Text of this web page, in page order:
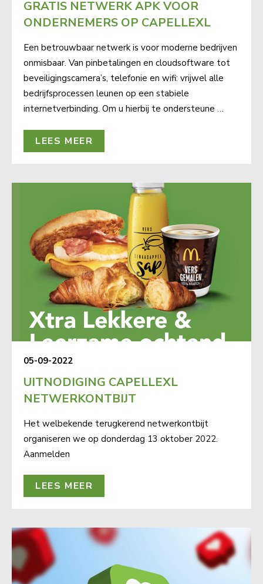
GRATIS NETWERK APK VOOR
ONDERNEMERS OP CAPELLEXL
Een betrouwbaar netwerk is voor moderne bedrijven
onmisbaar. Van pinbetalingen en cloudsoftware tot
beveiligingscamera’s, telefonie en wifi: vrijwel alle
bedrijfsprocessen leunen op een stabiele
internetverbinding. Om u hierbij te ondersteune …
LEES MEER
05-09-2022
UITNODIGING CAPELLEXL
NETWERKONTBIJT
Het welbekende terugkerend netwerkontbijt
organiseren we op donderdag 13 oktober 2022.
Aanmelden
LEES MEER